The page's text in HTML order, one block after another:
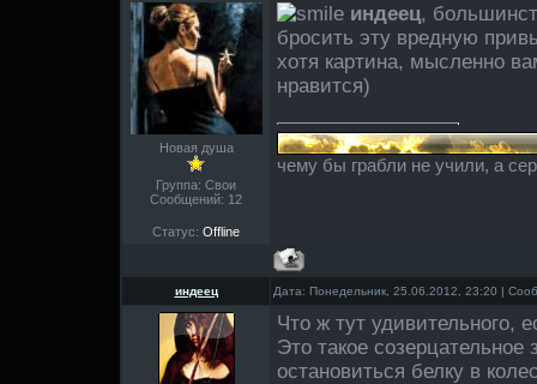
Новая душа
Группа: Свои
Сообщений: 12
Статус: Offline
индеец,
бросить эту вредную
хотя картина, мысленно
нравится)
чему бы грабли не учили, а
индеец Дата: Понедельник, 25.06.2012, 23:20 |
Что ж тут удивительного,
Это такое
остановиться белку в